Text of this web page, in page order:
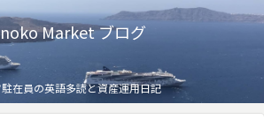
Market ブログ
駐在員の英語多読と資産運用日記